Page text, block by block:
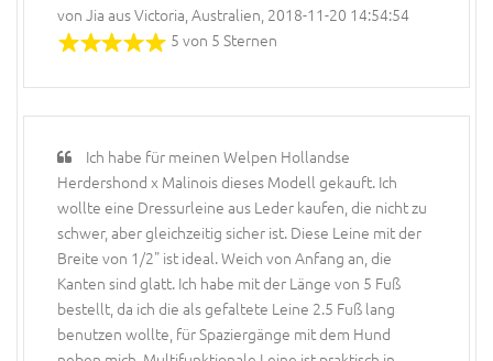
von Jia aus Victoria, Australien, 2018-11-20 14:54:54
5 von 5 Sternen
Ich habe für meinen Welpen Hollandse
Herdershond x Malinois dieses Modell gekauft. Ich
wollte eine Dressurleine aus Leder kaufen, die nicht zu
schwer, aber gleichzeitig sicher ist. Diese Leine mit der
Breite von 1/2" ist ideal. Weich von Anfang an, die
Kanten sind glatt. Ich habe mit der Länge von 5 Fuß
bestellt, da ich die als gefaltete Leine 2.5 Fuß lang
benutzen wollte, für Spaziergänge mit dem Hund